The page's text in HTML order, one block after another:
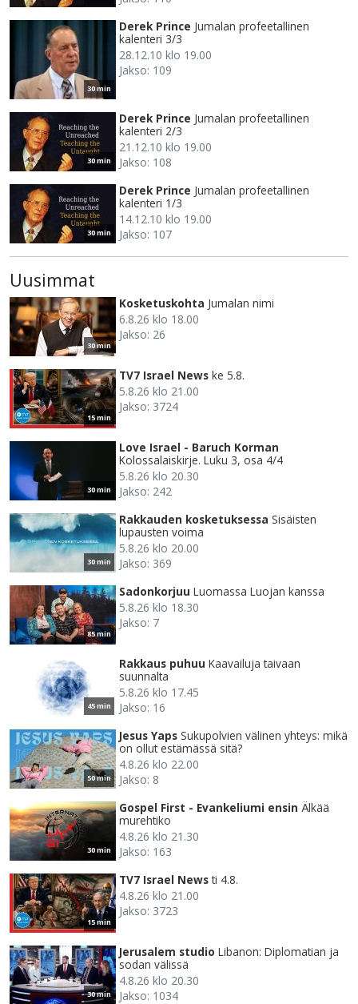
30 min
Derek Prince Jumalan profeetallinen
kalenteri 3/3
28.12.10 klo 19.00
Jakso: 109
30 min
Derek Prince Jumalan profeetallinen
kalenteri 2/3
21.12.10 klo 19.00
Jakso: 108
30 min
Derek Prince Jumalan profeetallinen
kalenteri 1/3
14.12.10 klo 19.00
Jakso: 107
Uusimmat
30 min
Kosketuskohta Jumalan nimi
6.8.26 klo 18.00
Jakso: 26
15 min
TV7 Israel News ke 5.8.
5.8.26 klo 21.00
Jakso: 3724
30 min
Love Israel - Baruch Korman
Kolossalaiskirje. Luku 3, osa 4/4
5.8.26 klo 20.30
Jakso: 242
30 min
Rakkauden kosketuksessa Sisäisten
lupausten voima
5.8.26 klo 20.00
Jakso: 369
85 min
Sadonkorjuu Luomassa Luojan kanssa
5.8.26 klo 18.30
Jakso: 7
45 min
Rakkaus puhuu Kaavailuja taivaan
suunnalta
5.8.26 klo 17.45
Jakso: 16
50 min
Jesus Yaps Sukupolvien välinen yhteys: mikä
on ollut estämässä sitä?
4.8.26 klo 22.00
Jakso: 8
30 min
Gospel First - Evankeliumi ensin Älkää
murehtiko
4.8.26 klo 21.30
Jakso: 163
15 min
TV7 Israel News ti 4.8.
4.8.26 klo 21.00
Jakso: 3723
30 min
Jerusalem studio Libanon: Diplomatian ja
sodan välissä
4.8.26 klo 20.30
Jakso: 1034